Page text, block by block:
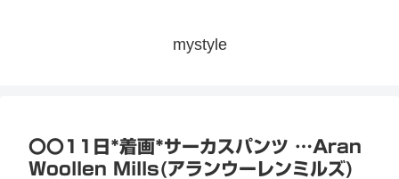
mystyle
〇〇11日*着画*サーカスパンツ …Aran
Woollen Mills(アランウーレンミルズ)